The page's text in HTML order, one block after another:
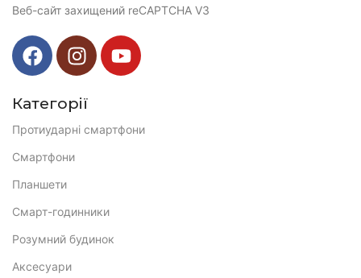
Веб-сайт захищений reCAPTCHA V3
Категорії
Протиударні смартфони
Смартфони
Планшети
Смарт-годинники
Розумний будинок
Аксесуари